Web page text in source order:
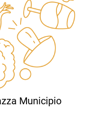
Municipio